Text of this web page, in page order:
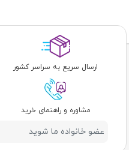
ارسال سریع به سراسر کشور
مشاوره و راهنمای خرید